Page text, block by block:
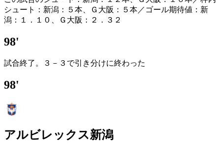
シュート：新潟：５本、Ｇ大阪：５本／ゴール期待値：新
潟：１．１０、Ｇ大阪：２．３２
98'
試合終了。３－３で引き分けに終わった
98'
アルビレックス新潟